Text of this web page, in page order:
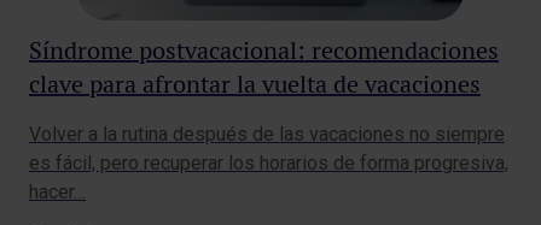
Síndrome postvacacional: recomendaciones
clave para afrontar la vuelta de vacaciones
Volver a la rutina después de las vacaciones no siempre
es fácil, pero recuperar los horarios de forma progresiva,
hacer…